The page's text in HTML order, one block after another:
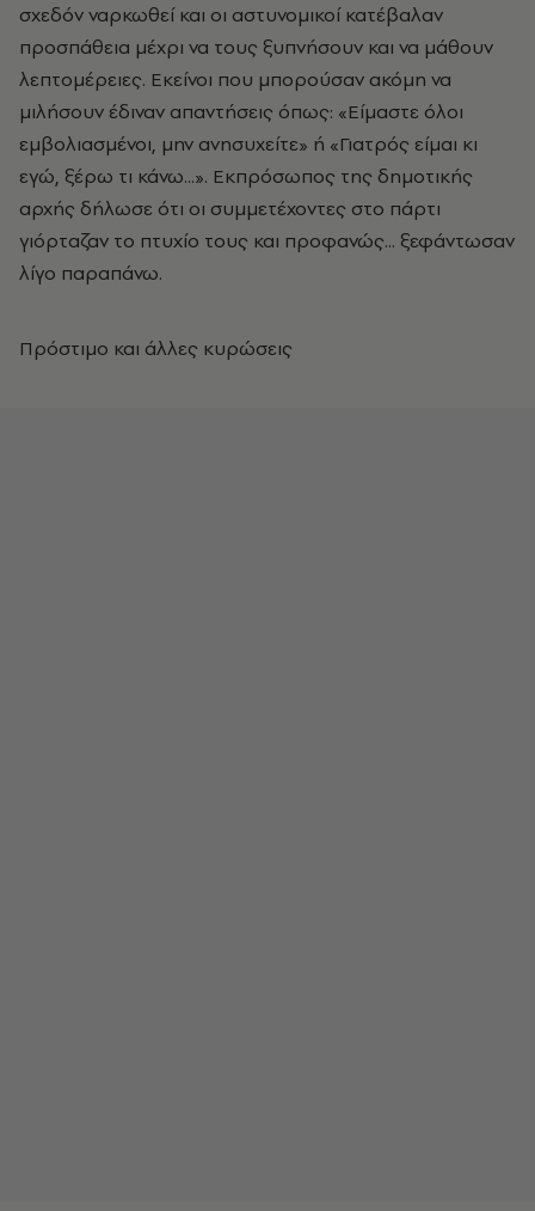
σχεδόν ναρκωθεί και οι αστυνομικοί κατέβαλαν
προσπάθεια μέχρι να τους ξυπνήσουν και να μάθουν
λεπτομέρειες. Εκείνοι που μπορούσαν ακόμη να
μιλήσουν έδιναν απαντήσεις όπως: «Είμαστε όλοι
εμβολιασμένοι, μην ανησυχείτε» ή «Γιατρός είμαι κι
εγώ, ξέρω τι κάνω...». Εκπρόσωπος της δημοτικής
αρχής δήλωσε ότι οι συμμετέχοντες στο πάρτι
γιόρταζαν το πτυχίο τους και προφανώς... ξεφάντωσαν
λίγο παραπάνω.
Πρόστιμο και άλλες κυρώσεις